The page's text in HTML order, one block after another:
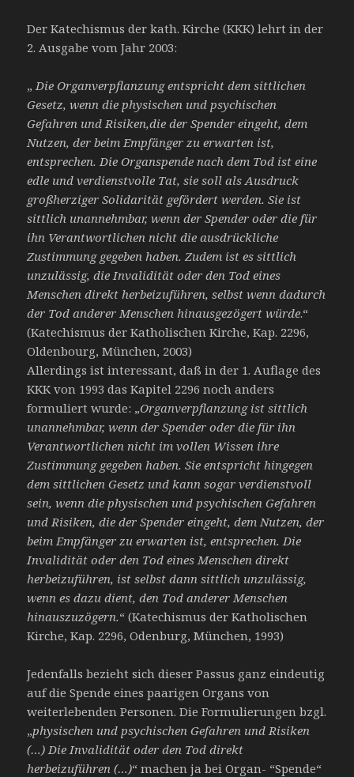
Der Katechismus der kath. Kirche (KKK) lehrt in der
2. Ausgabe vom Jahr 2003:
„Die Organverpflanzung entspricht dem sittlichen
Gesetz, wenn die physischen und psychischen
Gefahren und Risiken,die der Spender eingeht, dem
Nutzen, der beim Empfänger zu erwarten ist,
entsprechen. Die Organspende nach dem Tod ist eine
edle und verdienstvolle Tat, sie soll als Ausdruck
großherziger Solidarität gefördert werden. Sie ist
sittlich unannehmbar, wenn der Spender oder die für
ihn Verantwortlichen nicht die ausdrückliche
Zustimmung gegeben haben. Zudem ist es sittlich
unzulässig, die Invalidität oder den Tod eines
Menschen direkt herbeizuführen, selbst wenn dadurch
der Tod anderer Menschen hinausgezögert würde.“
(Katechismus der Katholischen Kirche, Kap. 2296,
Oldenbourg, München, 2003)
Allerdings ist interessant, daß in der 1. Auflage des
KKK von 1993 das Kapitel 2296 noch anders
formuliert wurde: „Organverpflanzung ist sittlich
unannehmbar, wenn der Spender oder die für ihn
Verantwortlichen nicht im vollen Wissen ihre
Zustimmung gegeben haben. Sie entspricht hingegen
dem sittlichen Gesetz und kann sogar verdienstvoll
sein, wenn die physischen und psychischen Gefahren
und Risiken, die der Spender eingeht, dem Nutzen, der
beim Empfänger zu erwarten ist, entsprechen. Die
Invalidität oder den Tod eines Menschen direkt
herbeizuführen, ist selbst dann sittlich unzulässig,
wenn es dazu dient, den Tod anderer Menschen
hinauszuzögern.“ (Katechismus der Katholischen
Kirche, Kap. 2296, Odenburg, München, 1993)
Jedenfalls bezieht sich dieser Passus ganz eindeutig
auf die Spende eines paarigen Organs von
weiterlebenden Personen. Die Formulierungen bzgl.
„physischen und psychischen Gefahren und Risiken
(…) Die Invalidität oder den Tod direkt
herbeizuführen (…)“ machen ja bei Organ- “Spende“